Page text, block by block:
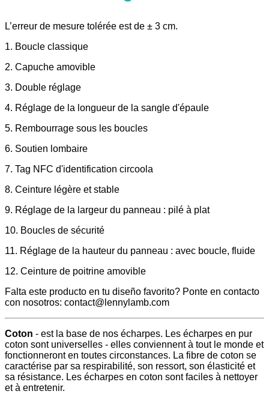
L’erreur de mesure tolérée est de ± 3 cm.
1. Boucle classique
2. Capuche amovible
3. Double réglage
4. Réglage de la longueur de la sangle d'épaule
5. Rembourrage sous les boucles
6. Soutien lombaire
7. Tag NFC d'identification circoola
8. Ceinture légère et stable
9. Réglage de la largeur du panneau : pilé à plat
10. Boucles de sécurité
11. Réglage de la hauteur du panneau : avec boucle, fluide
12. Ceinture de poitrine amovible
Falta este producto en tu diseño favorito? Ponte en contacto
con nosotros: contact@lennylamb.com
Coton - est la base de nos écharpes. Les écharpes en pur
coton sont universelles - elles conviennent à tout le monde et
fonctionneront en toutes circonstances. La fibre de coton se
caractérise par sa respirabilité, son ressort, son élasticité et
sa résistance. Les écharpes en coton sont faciles à nettoyer
et à entretenir.